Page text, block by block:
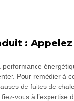
:
Pour remédier à
de fuites de
vous à l’expertise